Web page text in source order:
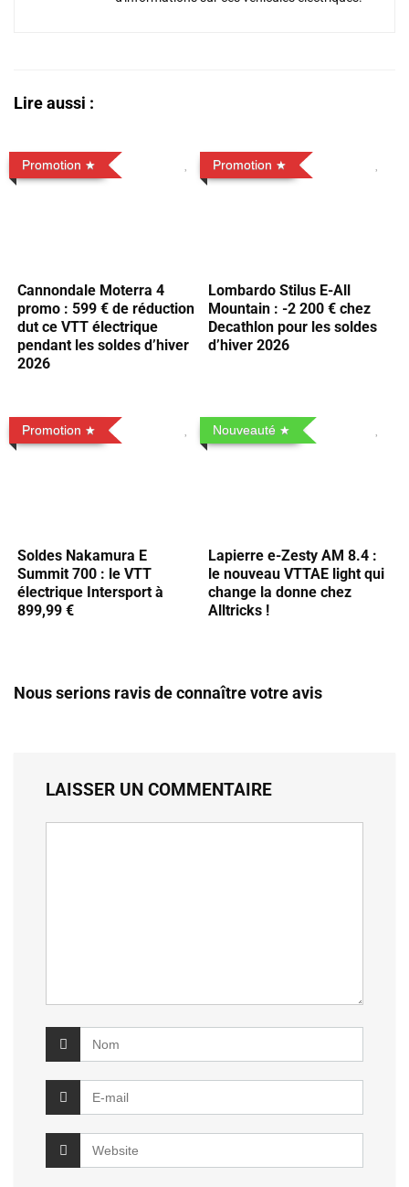
Lire aussi :
Promotion
Cannondale Moterra 4
promo : 599 € de réduction
dut ce VTT électrique
pendant les soldes d’hiver
2026
Promotion
Lombardo Stilus E-All
Mountain : -2 200 € chez
Decathlon pour les soldes
d’hiver 2026
Promotion
Soldes Nakamura E
Summit 700 : le VTT
électrique Intersport à
899,99 €
Nouveauté
Lapierre e-Zesty AM 8.4 :
le nouveau VTTAE light qui
change la donne chez
Alltricks !
Nous serions ravis de connaître votre avis
LAISSER UN COMMENTAIRE